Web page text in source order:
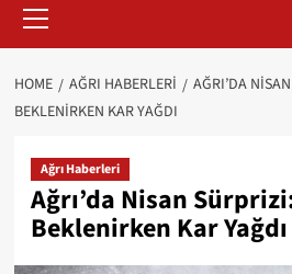
Menu
HOME AĞRI HABERLERI
AĞRI’DA
BEKLENIRKEN KAR YAĞDI
Ağrı Haberleri
Ağrı’da Nisan
Beklenirken Kar Yağdı